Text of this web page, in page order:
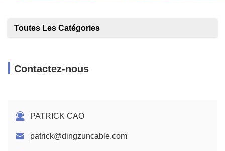
Toutes Les Catégories
Contactez-nous
PATRICK CAO
patrick@dingzuncable.com